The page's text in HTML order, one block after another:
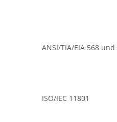
ANSI/TIA/EIA 568 und
ISO/IEC 11801